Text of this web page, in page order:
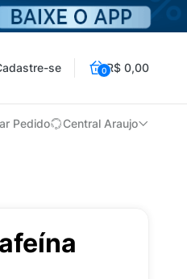
se 0R$ 0,00
Pedido Central Araujo